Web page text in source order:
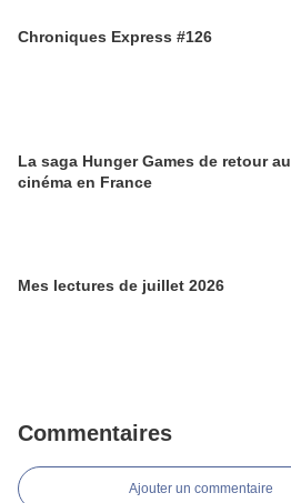
Chroniques Express #126
La saga Hunger Games de retour au
cinéma en France
Mes lectures de juillet 2026
Commentaires
Ajouter un commentaire